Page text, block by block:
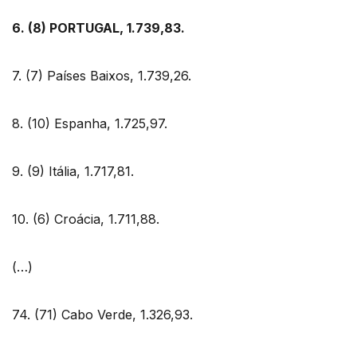
6. (8) PORTUGAL, 1.739,83.
7. (7) Países Baixos, 1.739,26.
8. (10) Espanha, 1.725,97.
9. (9) Itália, 1.717,81.
10. (6) Croácia, 1.711,88.
(…)
74. (71) Cabo Verde, 1.326,93.